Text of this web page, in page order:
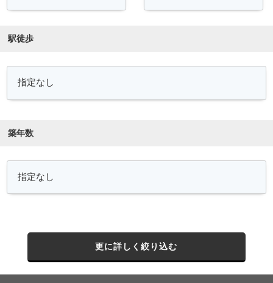
駅徒歩
築年数
更に詳しく絞り込む